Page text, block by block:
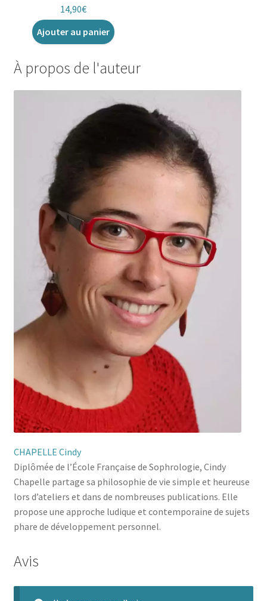
14,90€
Ajouter au panier
À propos de l'auteur
CHAPELLE Cindy
Diplômée de l’École Française de Sophrologie, Cindy
Chapelle partage sa philosophie de vie simple et heureuse
lors d’ateliers et dans de nombreuses publications. Elle
propose une approche ludique et contemporaine de sujets
phare de développement personnel.
Avis